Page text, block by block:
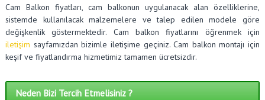
Cam Balkon fiyatları, cam balkonun uygulanacak alan özelliklerine,
sistemde kullanılacak malzemelere ve talep edilen modele göre
değişkenlik göstermektedir. Cam balkon fiyatlarını öğrenmek için
iletişim sayfamızdan bizimle iletişime geçiniz. Cam balkon montajı için
keşif ve fiyatlandırma hizmetimiz tamamen ücretsizdir.
Neden Bizi Tercih Etmelisiniz ?